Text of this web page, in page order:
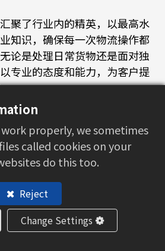
聚了行业内的精英，以最高水
知识，确保每一次物流操作都
论是处理日常货物还是面对独
专业的态度和能力，为客户提
以及铁路运输等多个领域。这
使得我们能够灵活应对各种复
，为客户提供一站式、全方位
服务：
提供无缝对接的滚装/滚卸服
properly, we sometimes
called cookies on your
do this too.
Reject
Change Settings